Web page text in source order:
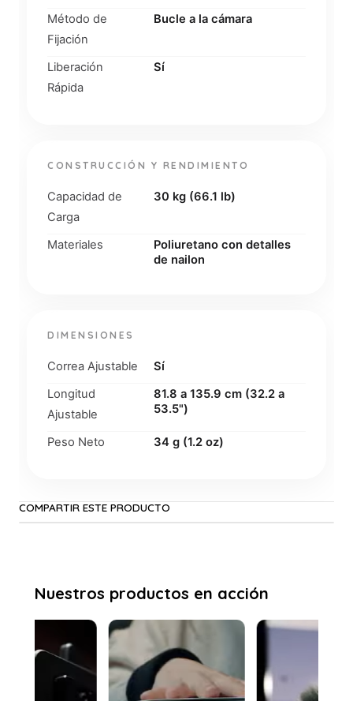
Método de
Fijación
Bucle a la cámara
Liberación
Rápida
Sí
CONSTRUCCIÓN Y RENDIMIENTO
Capacidad de
Carga
30 kg (66.1 lb)
Materiales
Poliuretano con detalles
de nailon
DIMENSIONES
Correa Ajustable
Sí
Longitud
Ajustable
81.8 a 135.9 cm (32.2 a
53.5")
Peso Neto 34 g (1.2 oz)
COMPARTIR ESTE PRODUCTO